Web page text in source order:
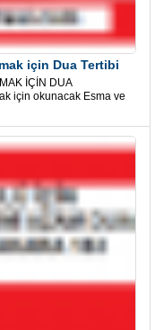
için Dua Tertibi
İÇİN DUA
için okunacak Esma ve